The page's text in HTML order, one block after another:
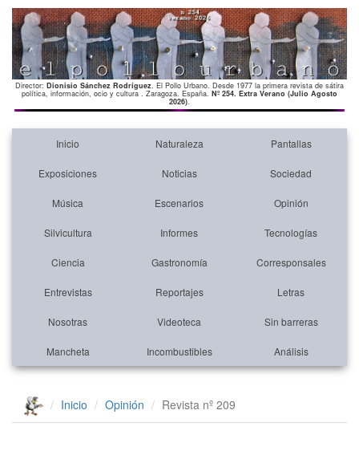
Director: Dionisio Sánchez Rodríguez. El Pollo Urbano. Desde 1977 la primera revista de sátira
política, información, ocio y cultura . Zaragoza. España. Nº 254. Extra Verano (Julio Agosto
2026).
Inicio Naturaleza Pantallas
Exposiciones Noticias Sociedad
Música Escenarios Opinión
Silvicultura Informes Tecnologías
Ciencia Gastronomía Corresponsales
Entrevistas Reportajes Letras
Nosotras Videoteca Sin barreras
Mancheta Incombustibles Análisis
Inicio Opinión Revista nº 209